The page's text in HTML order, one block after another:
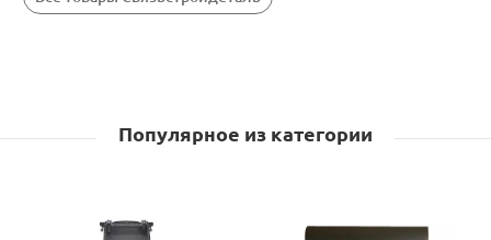
Популярное из категории